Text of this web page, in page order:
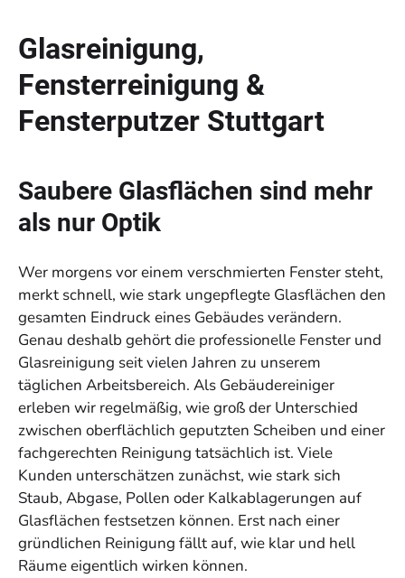
Glasreinigung,
Fensterreinigung &
Fensterputzer Stuttgart
Saubere Glasflächen sind mehr
als nur Optik
Wer morgens vor einem verschmierten Fenster steht,
merkt schnell, wie stark ungepflegte Glasflächen den
gesamten Eindruck eines Gebäudes verändern.
Genau deshalb gehört die professionelle Fenster und
Glasreinigung seit vielen Jahren zu unserem
täglichen Arbeitsbereich. Als Gebäudereiniger
erleben wir regelmäßig, wie groß der Unterschied
zwischen oberflächlich geputzten Scheiben und einer
fachgerechten Reinigung tatsächlich ist. Viele
Kunden unterschätzen zunächst, wie stark sich
Staub, Abgase, Pollen oder Kalkablagerungen auf
Glasflächen festsetzen können. Erst nach einer
gründlichen Reinigung fällt auf, wie klar und hell
Räume eigentlich wirken können.